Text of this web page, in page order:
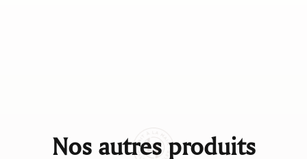
Nos autres produits